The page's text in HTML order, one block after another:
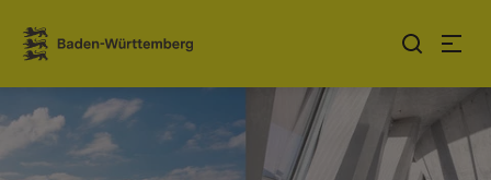
Sauter au contenu
Link zur Startseite